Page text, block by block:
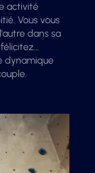
activité
Vous vous
dans sa
dynamique